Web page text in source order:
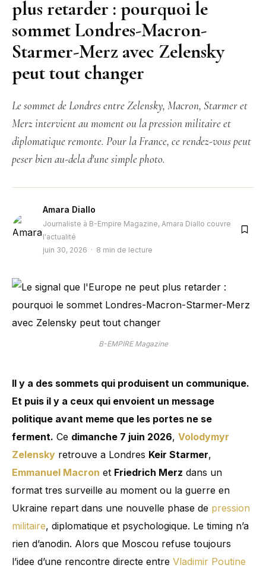
plus retarder : pourquoi le
sommet Londres-Macron-
Starmer-Merz avec Zelensky
peut tout changer
Le sommet de Londres entre Zelensky, Macron, Starmer et
Merz intervient au moment ou la pression militaire et
diplomatique remonte. Pour la France, ce rendez-vous peut
peser bien au-dela d'une simple photo.
Amara Diallo
Journaliste à B-Empire Magazine, Amara Diallo couvre
l'actualité
juin 30, 2026 · 8 min de lecture
B-EMPIRE Magazine
Il y a des sommets qui produisent un communique.
Et puis il y a ceux qui envoient un message
politique avant meme que les portes ne se
ferment. Ce dimanche 7 juin 2026, Volodymyr
Zelensky retrouve a Londres Keir Starmer,
Emmanuel Macron et Friedrich Merz dans un
format tres surveille au moment ou la guerre en
Ukraine repart dans une nouvelle phase de pression
militaire, diplomatique et psychologique. Le timing n’a
rien d’anodin. Alors que Moscou refuse toujours
l’idee d’une rencontre directe entre Vladimir Poutine